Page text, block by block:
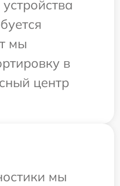
мы
в
центр
мы